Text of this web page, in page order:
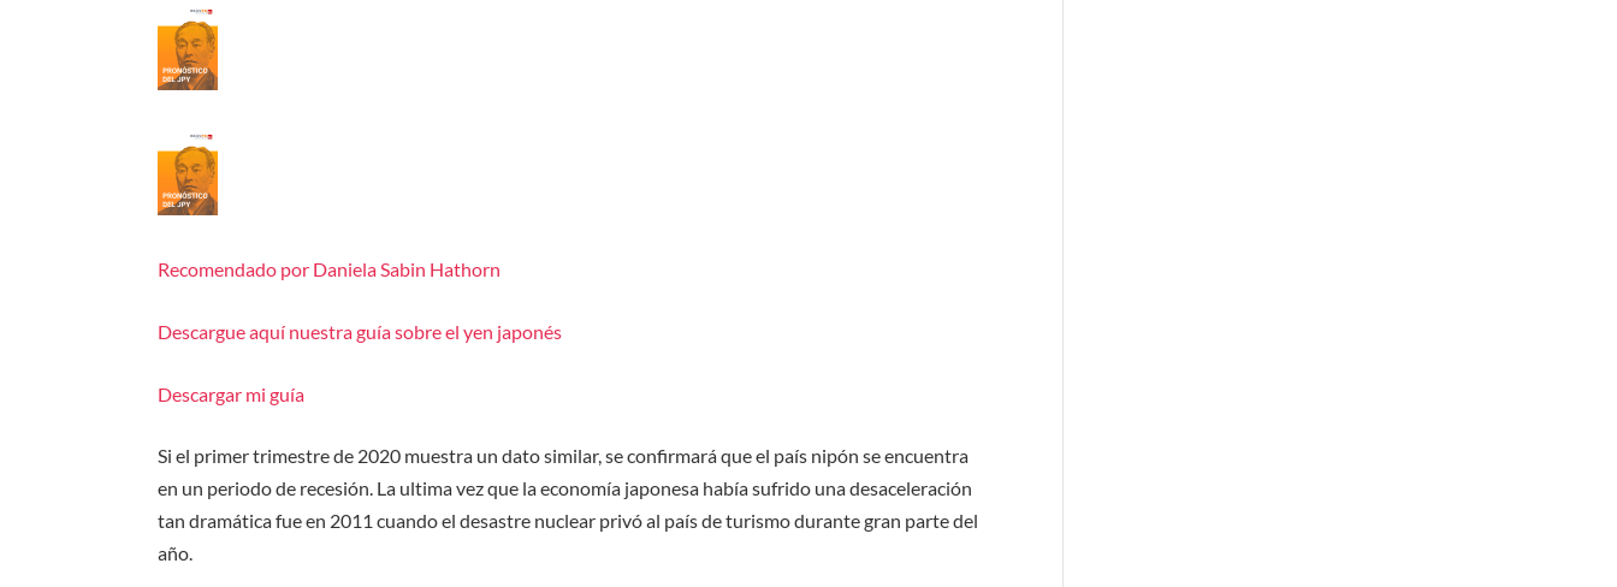
Recomendado por Daniela Sabin Hathorn
Descargue aquí nuestra guía sobre el yen japonés
Descargar mi guía
Si el primer trimestre de 2020 muestra un dato similar, se confirmará que el país nipón se encuentra
en un periodo de recesión. La ultima vez que la economía japonesa había sufrido una desaceleración
tan dramática fue en 2011 cuando el desastre nuclear privó al país de turismo durante gran parte del
año.